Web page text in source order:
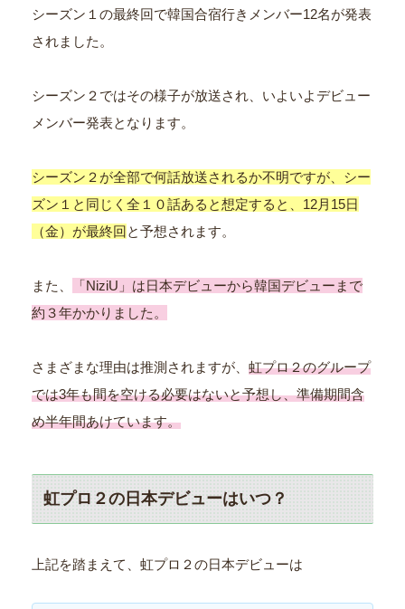
シーズン１の最終回で韓国合宿行きメンバー12名が発表
されました。
シーズン２ではその様子が放送され、いよいよデビュー
メンバー発表となります。
シーズン２が全部で何話放送されるか不明ですが、シー
ズン１と同じく全１０話あると想定すると、12月15日
（金）が最終回 と予想されます。
また、
「NiziU」は日本デビューから韓国デビューまで
約３年かかりました。
さまざまな理由は推測されますが、 虹プロ２のグループ
では3年も間を空ける必要はないと予想し、準備期間含
め半年間あけています。
虹プロ２の日本デビューはいつ？
上記を踏まえて、虹プロ２の日本デビューは